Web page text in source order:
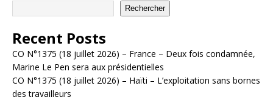
Rechercher
Recent Posts
CO N°1375 (18 juillet 2026) – France – Deux fois condamnée,
Marine Le Pen sera aux présidentielles
CO N°1375 (18 juillet 2026) – Haïti – L’exploitation sans bornes
des travailleurs